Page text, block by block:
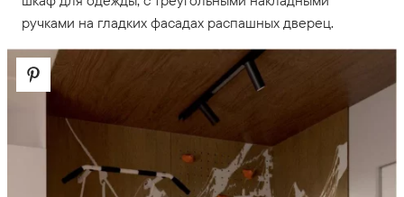
ручками на гладких фасадах распашных дверец.